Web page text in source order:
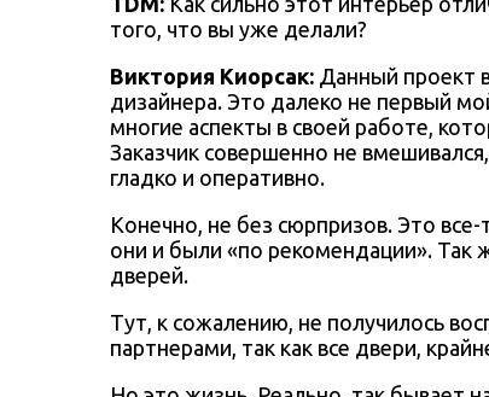
того, что вы уже делали?
Виктория Киорсак: Данный проект
дизайнера. Это далеко не первый
многие аспекты в своей работе,
Заказчик совершенно не
гладко и оперативно.
Конечно, не без сюрпризов. Это
они и были «по рекомендации». Так
дверей.
Тут, к сожалению, не получилось
партнерами, так как все двери,